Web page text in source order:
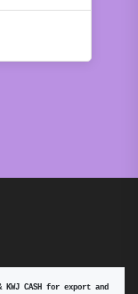
CASH for export and